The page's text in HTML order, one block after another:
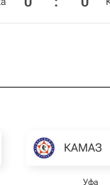
КАМАЗ
Уфа